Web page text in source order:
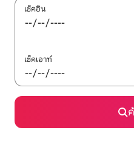
เช็คอิน
เช็คเอาท์